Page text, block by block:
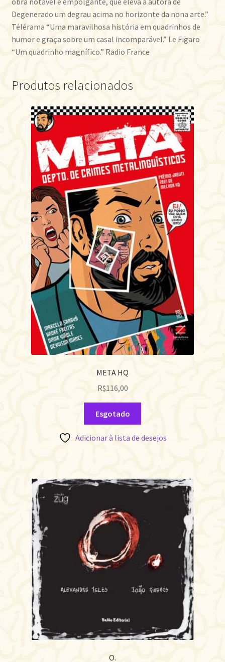
Degenerado um degrau acima no horizonte da nona arte.”
Télérama “Uma maravilhosa história em quadrinhos de
humor e graça sobre um casal incomparável.” Le Figaro
“Um quadrinho magnífico.” Radio France
Produtos relacionados
META HQ
R$116,00
Esgotado
Adicionar à lista de desejos
O.